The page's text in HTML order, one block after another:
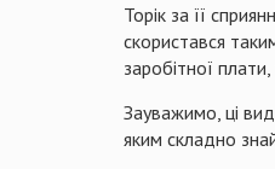
Торік за її
скористався
заробітної
Зауважимо, ці
яким складно